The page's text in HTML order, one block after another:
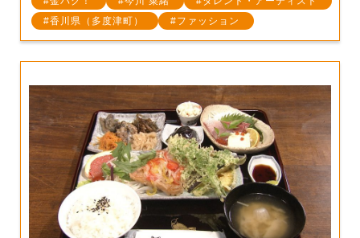
香川県（多度津町）
ファッション